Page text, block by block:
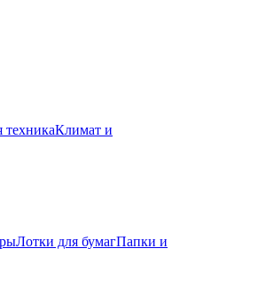
техникаКлимат и
Лотки для бумагПапки и